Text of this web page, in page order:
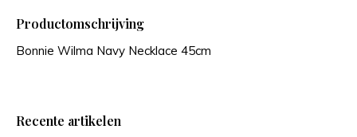
Productomschrijving
Bonnie Wilma Navy Necklace 45cm
Recente artikelen